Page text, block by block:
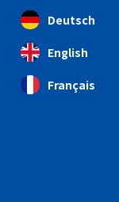
Deutsch
English
Français